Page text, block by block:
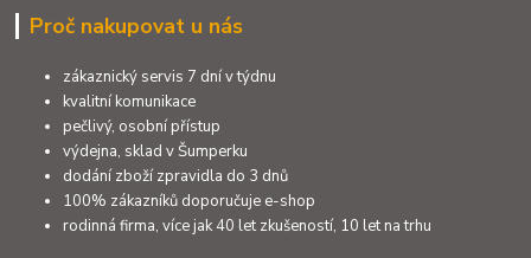
Proč nakupovat u nás
zákaznický servis 7 dní v týdnu
kvalitní komunikace
pečlivý, osobní přístup
výdejna, sklad v Šumperku
dodání zboží zpravidla do 3 dnů
100% zákazníků doporučuje e-shop
rodinná firma, více jak 40 let zkušeností, 10 let na trhu